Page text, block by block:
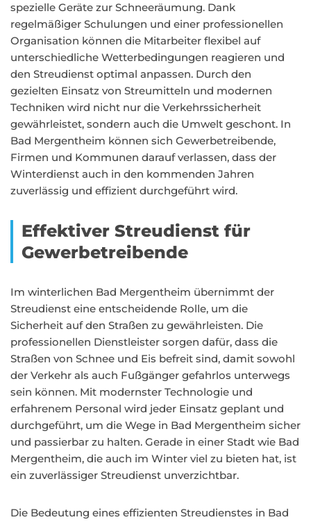
spezielle Geräte zur Schneeräumung. Dank
regelmäßiger Schulungen und einer professionellen
Organisation können die Mitarbeiter flexibel auf
unterschiedliche Wetterbedingungen reagieren und
den Streudienst optimal anpassen. Durch den
gezielten Einsatz von Streumitteln und modernen
Techniken wird nicht nur die Verkehrssicherheit
gewährleistet, sondern auch die Umwelt geschont. In
Bad Mergentheim können sich Gewerbetreibende,
Firmen und Kommunen darauf verlassen, dass der
Winterdienst auch in den kommenden Jahren
zuverlässig und effizient durchgeführt wird.
Effektiver Streudienst für
Gewerbetreibende
Im winterlichen Bad Mergentheim übernimmt der
Streudienst eine entscheidende Rolle, um die
Sicherheit auf den Straßen zu gewährleisten. Die
professionellen Dienstleister sorgen dafür, dass die
Straßen von Schnee und Eis befreit sind, damit sowohl
der Verkehr als auch Fußgänger gefahrlos unterwegs
sein können. Mit modernster Technologie und
erfahrenem Personal wird jeder Einsatz geplant und
durchgeführt, um die Wege in Bad Mergentheim sicher
und passierbar zu halten. Gerade in einer Stadt wie Bad
Mergentheim, die auch im Winter viel zu bieten hat, ist
ein zuverlässiger Streudienst unverzichtbar.
Die Bedeutung eines effizienten Streudienstes in Bad